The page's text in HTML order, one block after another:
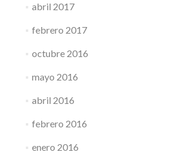
abril 2017
febrero 2017
octubre 2016
mayo 2016
abril 2016
febrero 2016
enero 2016